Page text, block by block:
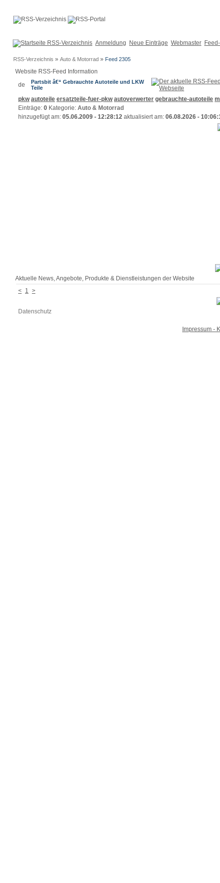
Anmeldung Neue Einträge Webmaster
RSS-Verzeichnis » Auto & Motorrad » Feed 2305
Website RSS-Feed Information
Partsbit â€“ Gebrauchte Autoteile und LKW
Teile
pkw autoteile ersatzteile-fuer-pkw autoverwerter gebrauchte-autoteile
Einträge: 0 Kategorie: Auto & Motorrad
hinzugefügt am: 05.06.2009 - 12:28:12 aktualisiert am: 06.08.2026 -
Aktuelle News, Angebote, Produkte & Dienstleistungen der Website
< 1 >
Datenschutz
Impressum -